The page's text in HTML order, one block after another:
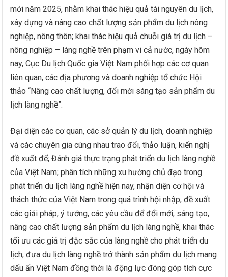
mới năm 2025, nhằm khai thác hiệu quả tài nguyên du lịch,
xây dựng và nâng cao chất lượng sản phẩm du lịch nông
nghiệp, nông thôn; khai thác hiệu quả chuỗi giá trị du lịch –
nông nghiệp – làng nghề trên phạm vi cả nước, ngày hôm
nay, Cục Du lịch Quốc gia Việt Nam phối hợp các cơ quan
liên quan, các địa phương và doanh nghiệp tổ chức Hội
thảo “Nâng cao chất lượng, đổi mới sáng tạo sản phẩm du
lịch làng nghề”.
Đại diện các cơ quan, các sở quản lý du lịch, doanh nghiệp
và các chuyên gia cùng nhau trao đổi, thảo luận, kiến nghị
đề xuất để; Đánh giá thực trạng phát triển du lịch làng nghề
của Việt Nam; phân tích những xu hướng chủ đạo trong
phát triển du lịch làng nghề hiện nay, nhận diện cơ hội và
thách thức của Việt Nam trong quá trình hội nhập; đề xuất
các giải pháp, ý tưởng, các yêu cầu để đổi mới, sáng tạo,
nâng cao chất lượng sản phẩm du lịch làng nghề, khai thác
tối ưu các giá trị đặc sắc của làng nghề cho phát triển du
lịch, đưa du lịch làng nghề trở thành sản phẩm du lịch mang
dấu ấn Việt Nam đồng thời là động lực đóng góp tích cực